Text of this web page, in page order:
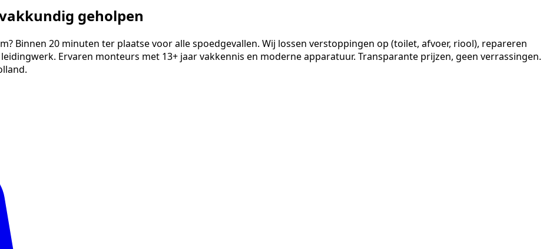
geholpen
Binnen 20 minuten ter plaatse voor alle spoedgevallen. Wij lossen verstoppingen op (toilet, afvoer, riool), repareren
Ervaren monteurs met 13+ jaar vakkennis en moderne apparatuur. Transparante prijzen, geen verrassingen.